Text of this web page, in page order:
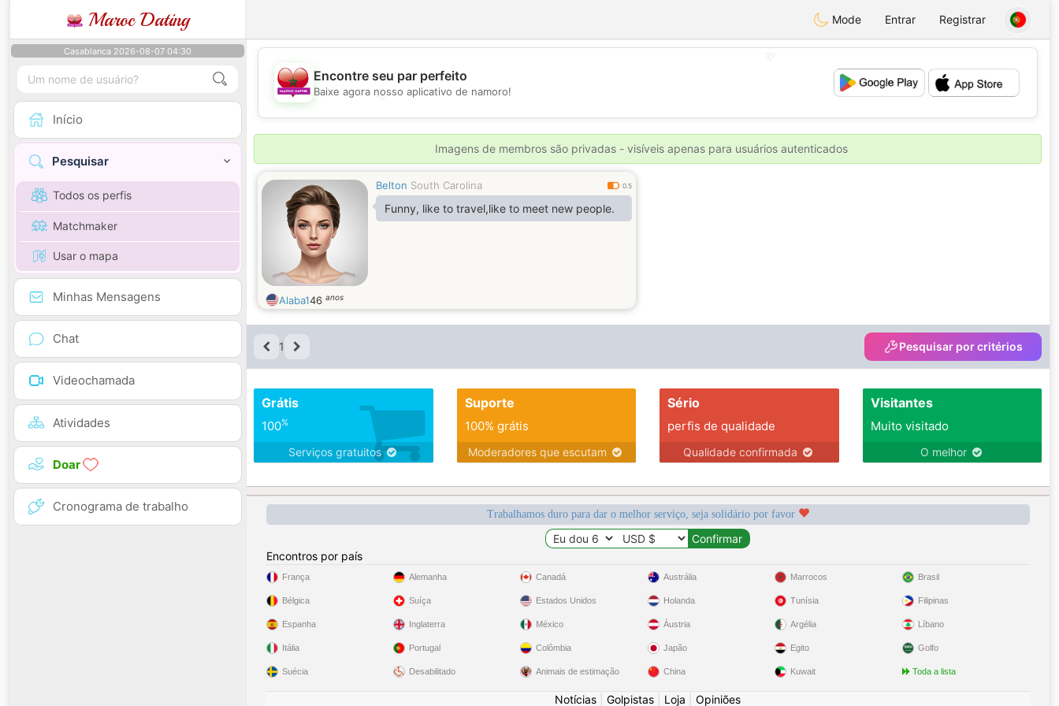
Maroc Dating Mode Entrar Registrar
Casablanca 2026-08-07 04:30
Início
Pesquisar
Todos os perfis
Matchmaker
Usar o mapa
Minhas Mensagens
Chat
Videochamada
Atividades
Doar
Cronograma de trabalho
💖
💕
💕
Encontre seu par perfeito
Baixe agora nosso aplicativo de namoro!
Imagens de membros são privadas - visíveis apenas para usuários autenticados
Belton South Carolina 0.5
Funny, like to travel,like to meet new people.
Alaba146 anos
1 Pesquisar por critérios
Grátis
100%
Serviços gratuitos
Suporte
100% grátis
Moderadores que escutam
Sério
perfis de qualidade
Qualidade confirmada
Visitantes
Muito visitado
O melhor
Trabalhamos duro para dar o melhor serviço, seja solidário por favor
Encontros por país
França
Bélgica
Espanha
Itália
Suécia
Alemanha
Suíça
Inglaterra
Portugal
Desabilitado
Canadá
Estados Unidos
México
Colômbia
Animais de estimação
Austrália
Holanda
Áustria
Japão
China
Marrocos
Tunísia
Argélia
Egito
Kuwait
Brasil
Filipinas
Líbano
Golfo
Toda a lista
Notícias Golpistas Loja Opiniões